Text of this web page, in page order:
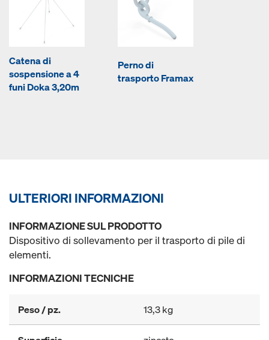
Catena di
sospensione a 4
funi Doka 3,20m
Perno di
trasporto Framax
ULTERIORI INFORMAZIONI
INFORMAZIONE SUL PRODOTTO
Dispositivo di sollevamento per il trasporto di pile di
elementi.
INFORMAZIONI TECNICHE
Peso / pz. 13,3 kg